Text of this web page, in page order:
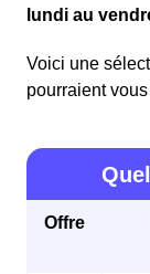
lundi au
Voici une
pourraient
Offre